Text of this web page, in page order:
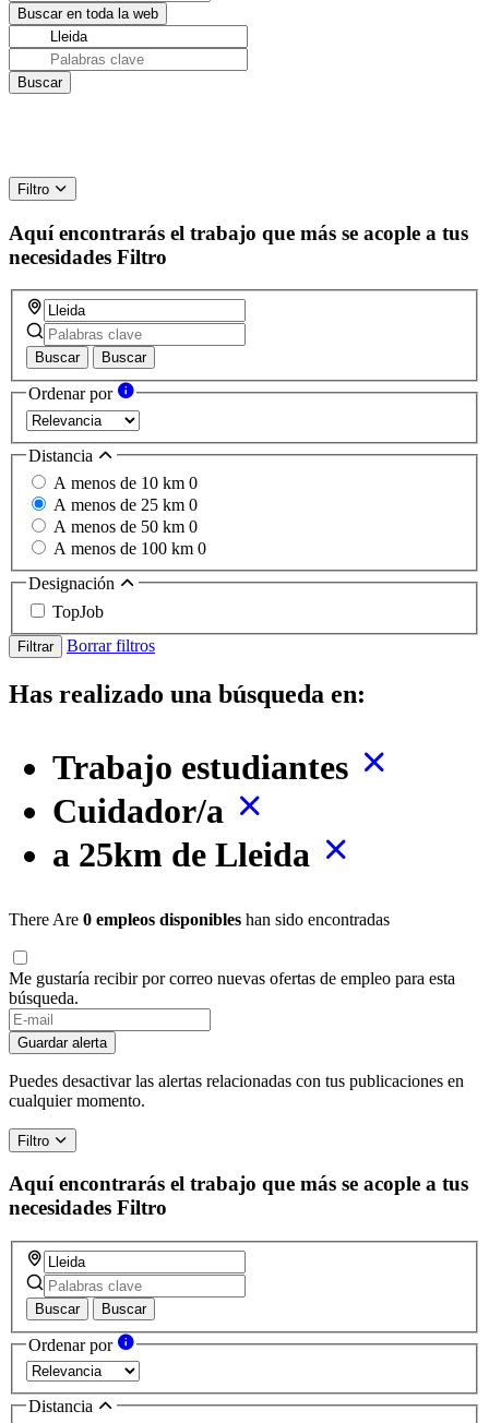
Filtro
Aquí encontrarás el trabajo que más se acople a tus
necesidades Filtro
Buscar Buscar
Ordenar por
Distancia
A menos de 10 km 0
A menos de 25 km 0
A menos de 50 km 0
A menos de 100 km 0
Designación
TopJob
Filtrar Borrar filtros
Has realizado una búsqueda en:
Trabajo estudiantes
Cuidador/a
a 25km de Lleida
There Are 0 empleos disponibles han sido encontradas
Me gustaría recibir por correo nuevas ofertas de empleo para esta
búsqueda.
If
you
are
a
human,
ignore
this
field
Guardar alerta
Puedes desactivar las alertas relacionadas con tus publicaciones en
cualquier momento.
Filtro
Aquí encontrarás el trabajo que más se acople a tus
necesidades Filtro
Buscar Buscar
Ordenar por
Distancia